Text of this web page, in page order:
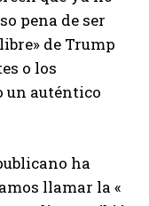
pena de ser
de Trump
o los
un auténtico
ha
llamar la «